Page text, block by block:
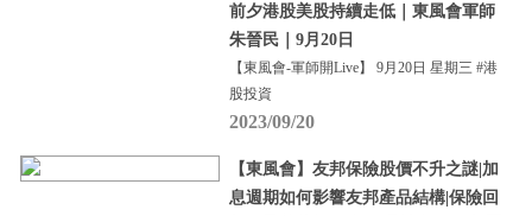
前夕港股美股持續走低｜東風會軍師
朱晉民｜9月20日
【東風會-軍師開Live】 9月20日 星期三 #港
股投資
2023/09/20
【東風會】友邦保險股價不升之謎|加
息週期如何影響友邦產品結構|保險回